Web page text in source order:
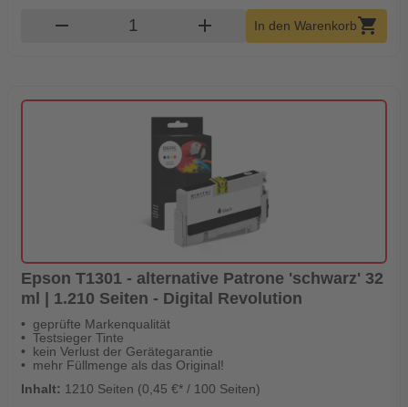
remove Produkt Warenkorb Menge
add In den Warenkorb shopping_cart
Epson T1301 - alternative Patrone 'schwarz' 32
ml | 1.210 Seiten - Digital Revolution
geprüfte Markenqualität
Testsieger Tinte
kein Verlust der Gerätegarantie
mehr Füllmenge als das Original!
Inhalt: 1210 Seiten (0,45 €* / 100 Seiten)